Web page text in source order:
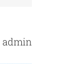
admin